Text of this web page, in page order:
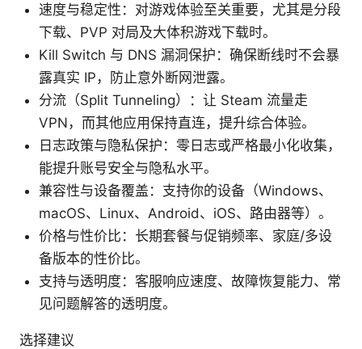
速度与稳定性：对游戏体验至关重要，尤其是分段
下载、PVP 对局及大体积游戏下载时。
Kill Switch 与 DNS 漏洞保护：确保断线时不会暴
露真实 IP，防止意外断网泄露。
分流（Split Tunneling）：让 Steam 流量走
VPN，而其他应用保持直连，提升综合体验。
日志政策与隐私保护：零日志或严格最小化收集，
能提升账号安全与隐私水平。
兼容性与设备覆盖：支持你的设备（Windows、
macOS、Linux、Android、iOS、路由器等）。
价格与性价比：长期套餐与促销频率、家庭/多设
备版本的性价比。
支持与透明度：客服响应速度、故障恢复能力、常
见问题解答的透明度。
选择建议